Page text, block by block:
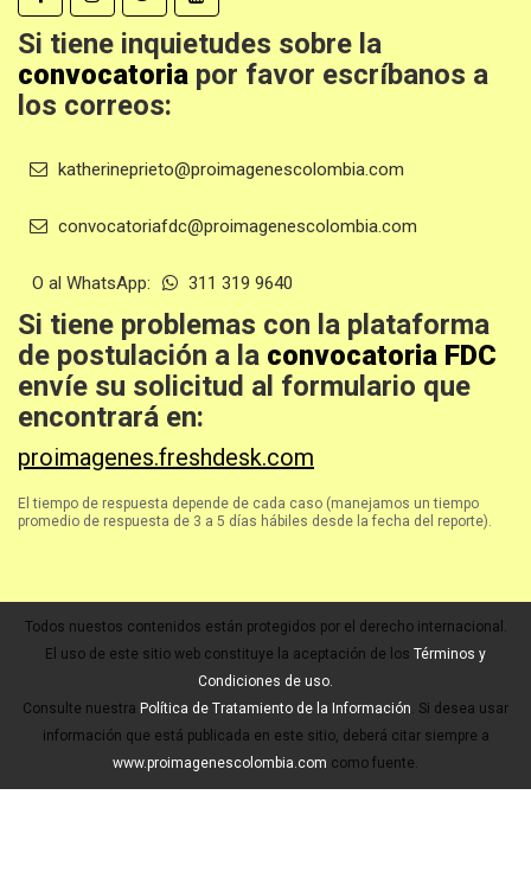
Si tiene inquietudes sobre la
convocatoria por favor escríbanos a
los correos:
katherineprieto@proimagenescolombia.com
convocatoriafdc@proimagenescolombia.com
O al WhatsApp: 311 319 9640
Si tiene problemas con la plataforma
de postulación a la convocatoria FDC
envíe su solicitud al formulario que
encontrará en:
proimagenes.freshdesk.com
El tiempo de respuesta depende de cada caso (manejamos un tiempo
promedio de respuesta de 3 a 5 días hábiles desde la fecha del reporte).
Todos nuestos contenidos están protegidos por el derecho internacional.
El uso de este sitio web constituye la aceptación de los Términos y
Condiciones de uso.
Consulte nuestra Política de Tratamiento de la Información. Si desea usar
información que está publicada en este sitio, deberá citar siempre a
www.proimagenescolombia.com como fuente.